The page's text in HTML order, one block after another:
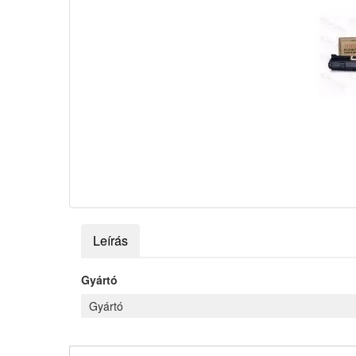
Leírás
Gyártó
Gyártó